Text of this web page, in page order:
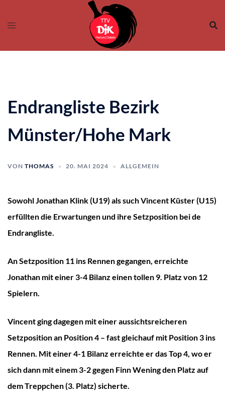
Inhalt
Endrangliste Bezirk
Münster/Hohe Mark
VON THOMAS 20. MAI 2024 ALLGEMEIN
Sowohl Jonathan Klink (U19) als such Vincent Küster (U15)
erfüllten die Erwartungen und ihre Setzposition bei de
Endrangliste.
An Setzposition 11 ins Rennen gegangen, erreichte
Jonathan mit einer 3-4 Bilanz einen tollen 9. Platz von 12
Spielern.
Vincent ging dagegen mit einer aussichtsreicheren
Setzposition an Position 4 – fast gleichauf mit Position 3 ins
Rennen. Mit einer 4-1 Bilanz erreichte er das Top 4, wo er
sich dann mit einem 3-2 gegen Finn Wening den Platz auf
dem Treppchen (3. Platz) sicherte.